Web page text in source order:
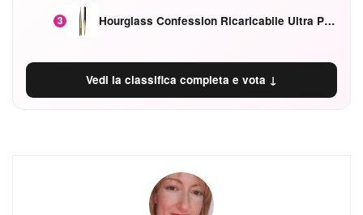
3 Hourglass Confession Ricaricabile Ultra Preciso Ad Alta Intensità Secretly Classic Red
Vedi la classifica completa e vota ↓